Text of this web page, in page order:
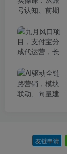
友链申请